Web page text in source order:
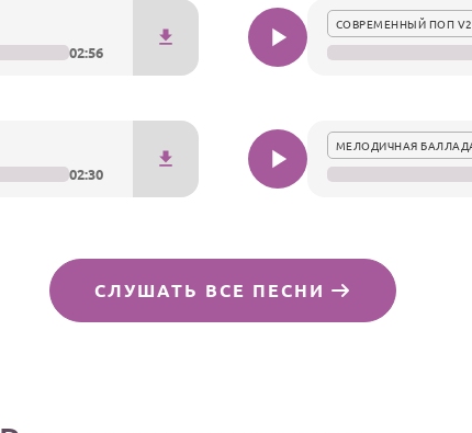
02:56
СОВРЕМЕННЫЙ ПОП V2
02:30
МЕЛОДИЧНАЯ
СЛУШАТЬ ВСЕ ПЕСНИ